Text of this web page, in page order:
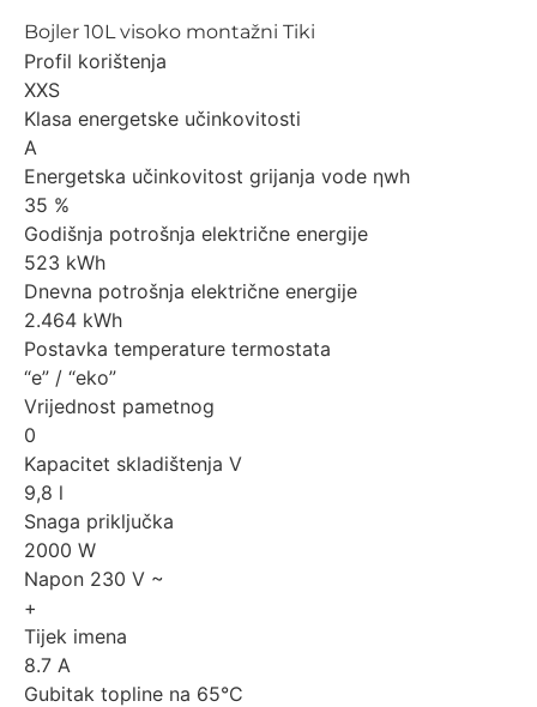
Bojler 10L visoko montažni Tiki
Profil korištenja
XXS
Klasa energetske učinkovitosti
A
Energetska učinkovitost grijanja vode ƞwh
35 %
Godišnja potrošnja električne energije
523 kWh
Dnevna potrošnja električne energije
2.464 kWh
Postavka temperature termostata
“e” / “eko”
Vrijednost pametnog
0
Kapacitet skladištenja V
9,8 l
Snaga priključka
2000 W
Napon 230 V ~
+
Tijek imena
8.7 A
Gubitak topline na 65°C